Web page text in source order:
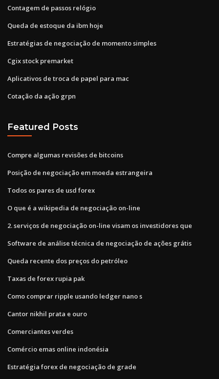
Contagem de passos relógio
Queda de estoque da ibm hoje
Estratégias de negociação de momento simples
Cgix stock premarket
Aplicativos de troca de papel para mac
Cotação da ação grpn
Featured Posts
Compre algumas revisões de bitcoins
Posição de negociação em moeda estrangeira
Todos os pares de usd forex
O que é a wikipedia de negociação on-line
2. serviços de negociação on-line visam os investidores que
Software de análise técnica de negociação de ações grátis
Queda recente dos preços do petróleo
Taxas de forex rupia pak
Como comprar ripple usando ledger nano s
Cantor nikhil prata e ouro
Comerciantes verdes
Comércio emas online indonésia
Estratégia forex de negociação de grade